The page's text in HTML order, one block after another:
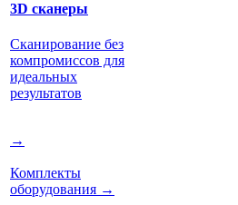
3D сканеры
Сканирование без
компромиссов для
идеальных
результатов
→
Комплекты
оборудования →